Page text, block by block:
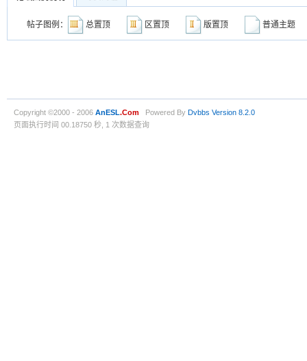
帖子图例： 总置顶 区置顶 版置顶 普通主
Copyright ©2000 - 2006 AnESL.Com Powered By Dvbbs Version 8.2.0
页面执行时间 00.18750 秒, 1 次数据查询